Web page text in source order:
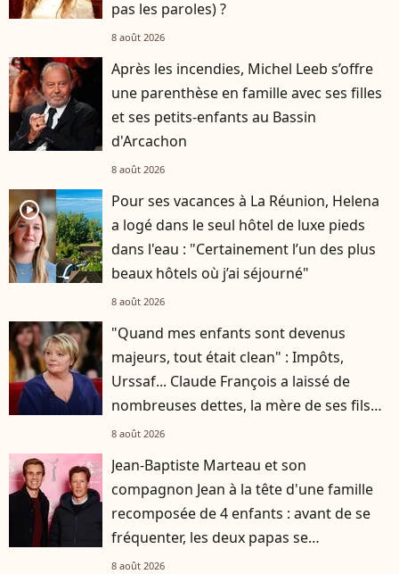
pas les paroles) ?
8 août 2026
Après les incendies, Michel Leeb s’offre
une parenthèse en famille avec ses filles
et ses petits-enfants au Bassin
d'Arcachon
8 août 2026
player2
Pour ses vacances à La Réunion, Helena
a logé dans le seul hôtel de luxe pieds
dans l'eau : "Certainement l’un des plus
beaux hôtels où j’ai séjourné"
8 août 2026
"Quand mes enfants sont devenus
majeurs, tout était clean" : Impôts,
Urssaf... Claude François a laissé de
nombreuses dettes, la mère de ses fils
s'est occupée de tout
8 août 2026
Jean-Baptiste Marteau et son
compagnon Jean à la tête d'une famille
recomposée de 4 enfants : avant de se
fréquenter, les deux papas se
connaissaient depuis des années
8 août 2026